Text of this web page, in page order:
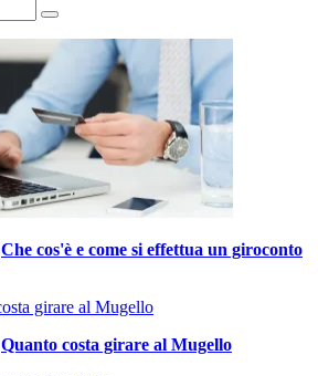
Che cos'è e come si effettua un giroconto
Quanto costa girare al Mugello